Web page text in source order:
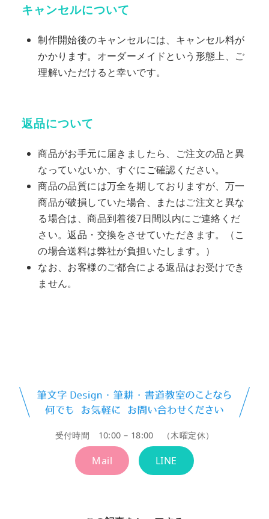
キャンセルについて
制作開始後のキャンセルには、キャンセル料が
かかります。オーダーメイドという形態上、ご
理解いただけると幸いです。
返品について
商品がお手元に届きましたら、ご注文の品と異
なっていないか、すぐにご確認ください。
商品の品質には万全を期しておりますが、万一
商品が破損していた場合、またはご注文と異な
る場合は、商品到着後7日間以内にご連絡くだ
さい。返品・交換をさせていただきます。（こ
の場合送料は弊社が負担いたします。）
なお、お客様のご都合による返品はお受けでき
ません。
受付時間 10:00 – 18:00 （木曜定休）
Mail LINE